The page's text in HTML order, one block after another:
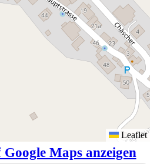
Leaflet
Maps anzeigen